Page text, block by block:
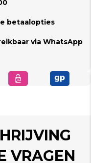
betaalopties
via WhatsApp
VRAGEN